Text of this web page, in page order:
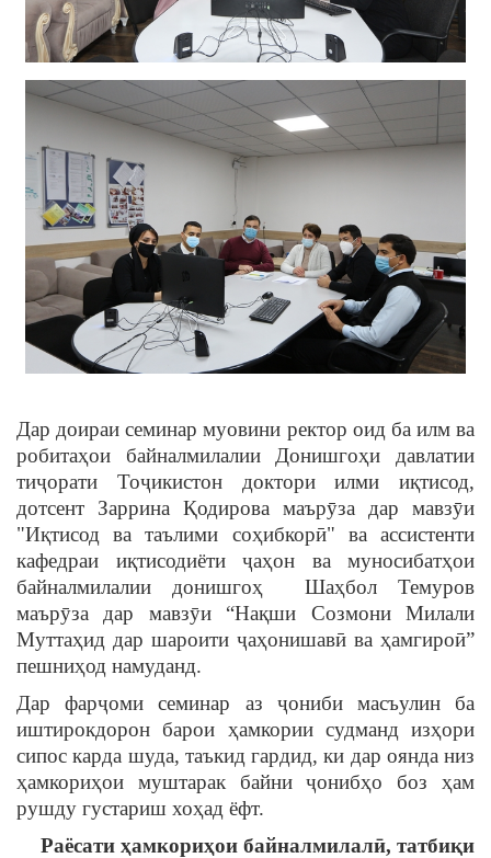
Дар доираи семинар муовини ректор оид ба илм ва
робитаҳои байналмилалии Донишгоҳи давлатии
тиҷорати Тоҷикистон доктори илми иқтисод,
дотсент Заррина Қодирова маърӯза дар мавзӯи
"Иқтисод ва таълими соҳибкорӣ" ва ассистенти
кафедраи иқтисодиёти ҷаҳон ва муносибатҳои
байналмилалии донишгоҳ Шаҳбол Темуров
маърӯза дар мавзӯи “Нақши Созмони Милали
Муттаҳид дар шароити ҷаҳонишавӣ ва ҳамгироӣ”
пешниҳод намуданд.
Дар фарҷоми семинар аз ҷониби масъулин ба
иштирокдорон барои ҳамкории судманд изҳори
сипос карда шуда, таъкид гардид, ки дар оянда низ
ҳамкориҳои муштарак байни ҷонибҳо боз ҳам
рушду густариш хоҳад ёфт.
Раёсати ҳамкориҳои байналмилалӣ, татбиқи